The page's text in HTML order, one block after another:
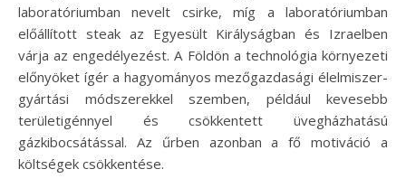
laboratóriumban nevelt csirke, míg a laboratóriumban
előállított steak az Egyesült Királyságban és Izraelben
várja az engedélyezést. A Földön a technológia környezeti
előnyöket ígér a hagyományos mezőgazdasági élelmiszer-
gyártási módszerekkel szemben, például kevesebb
területigénnyel és csökkentett üvegházhatású
gázkibocsátással. Az űrben azonban a fő motiváció a
költségek csökkentése.